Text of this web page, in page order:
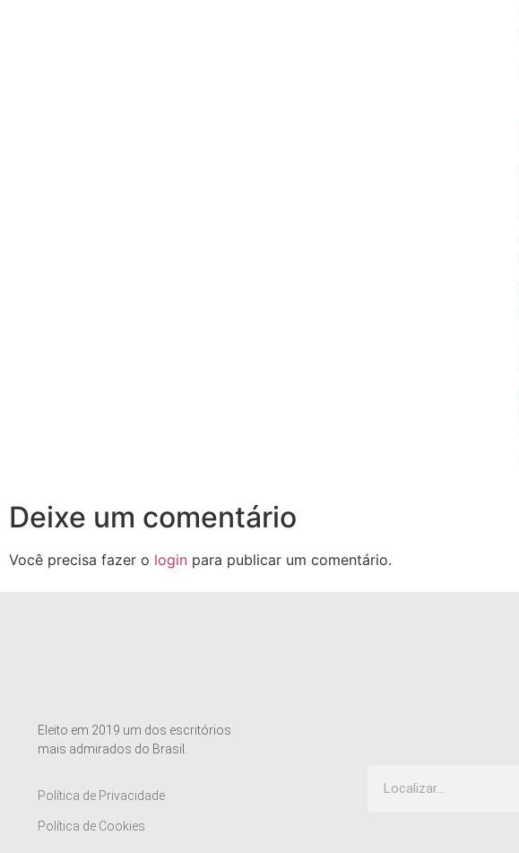
Deixe um comentário
Você precisa fazer o login para publicar um comentário.
Eleito em 2019 um dos escritórios
mais admirados do Brasil.
Política de Privacidade
Política de Cookies